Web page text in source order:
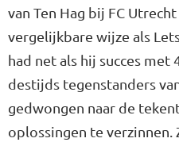
van Ten Hag bij FC
vergelijkbare wijze als
had net als hij succes met
destijds tegenstanders
gedwongen naar de
oplossingen te